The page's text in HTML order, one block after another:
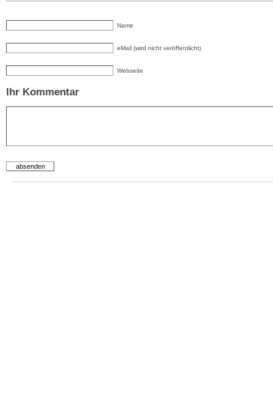
Name
eMail (wird nicht veröffentlicht)
Webseite
Ihr Kommentar